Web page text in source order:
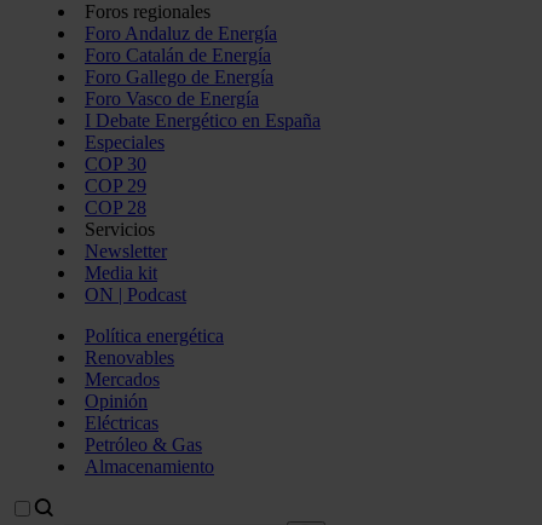
Foros regionales
Foro Andaluz de Energía
Foro Catalán de Energía
Foro Gallego de Energía
Foro Vasco de Energía
I Debate Energético en España
Especiales
COP 30
COP 29
COP 28
Servicios
Newsletter
Media kit
ON | Podcast
Política energética
Renovables
Mercados
Opinión
Eléctricas
Petróleo & Gas
Almacenamiento